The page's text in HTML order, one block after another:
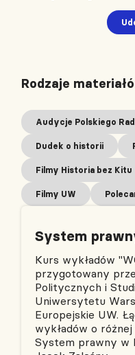
System
Kurs wykładów
przygotowany
Politycznych i
Uniwersytetu
Europejskie UW.
wykładów o
System prawny w
Rodzaje
Audycje Polskiego
Dudek o historii
Filmy Historia bez Kitu
Filmy UW